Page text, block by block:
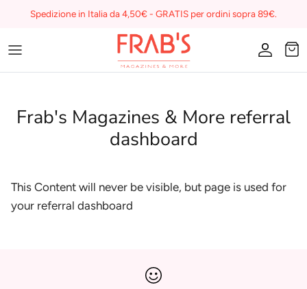
Spedizione in Italia da 4,50€ - GRATIS per ordini sopra 89€.
Magazines
I miei preferiti su Frab's
Frab's Magazines & More referral
dashboard
This Content will never be visible, but page is used for
your referral dashboard